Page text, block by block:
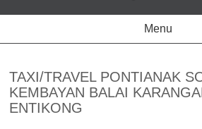
Menu
TAXI/TRAVEL PONTIANAK
KEMBAYAN BALAI
ENTIKONG